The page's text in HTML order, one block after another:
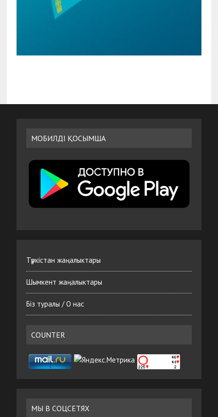
МОБИЛДІ ҚОСЫМША
Түркістан жаңалыктары
Шымкент жаңалыктары
Біз туралы / О нас
COUNTER
МЫ В СОЦСЕТЯХ